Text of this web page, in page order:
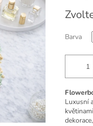
cena:
Barva
Luxusní